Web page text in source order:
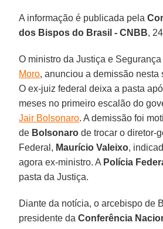
A informação é publicada pela
dos Bispos do Brasil - CNBB,
O ministro da Justiça e
Moro, anunciou a demissão nesta
O ex-juiz federal deixa a pasta
meses no primeiro escalão do
Jair Bolsonaro. A demissão foi
de Bolsonaro de trocar o diretor-
Federal, Maurício Valeixo,
agora ex-ministro. A Polícia
pasta da Justiça.
Diante da notícia, o arcebispo de
presidente daConferência